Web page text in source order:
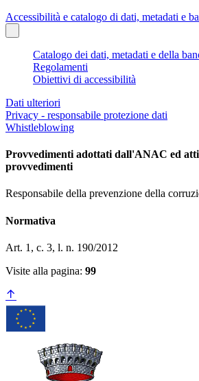
Accessibilità e catalogo di dati, metadati e
Catalogo dei dati, metadati e della
Regolamenti
Obiettivi di accessibilità
Dati ulteriori
Privacy - responsabile protezione dati
Whistleblowing
Provvedimenti adottati dall'ANAC ed
provvedimenti
Responsabile della prevenzione della
Normativa
Art. 1, c. 3, l. n. 190/2012
Visite alla pagina: 99